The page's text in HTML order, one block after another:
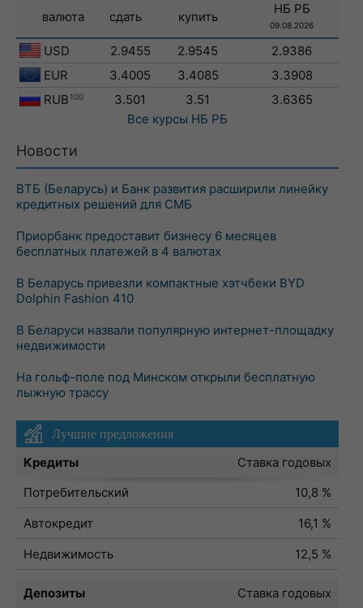
валюта сдать купить
НБ РБ
09.08.2026
USD 2.9455 2.9545
2.9386
EUR
3.4005 3.4085
3.3908
RUB 100 3.501 3.51
3.6365
Все курсы НБ РБ
Новости
ВТБ (Беларусь) и Банк развития расширили линейку
кредитных решений для СМБ
Приорбанк предоставит бизнесу 6 месяцев
бесплатных платежей в 4 валютах
В Беларусь привезли компактные хэтчбеки BYD
Dolphin Fashion 410
В Беларуси назвали популярную интернет-площадку
недвижимости
На гольф-поле под Минском открыли бесплатную
лыжную трассу
Лучшие предложения
Кредиты
Ставка годовых
Потребительский
10,8 %
Автокредит
16,1 %
Недвижимость
12,5 %
Депозиты
Ставка годовых